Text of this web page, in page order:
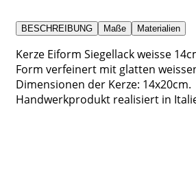
BESCHREIBUNG Maße Materialien
Kerze Eiform Siegellack weisse
Form verfeinert mit glatten
Dimensionen der Kerze: 14x20cm.
Handwerkprodukt realisiert in